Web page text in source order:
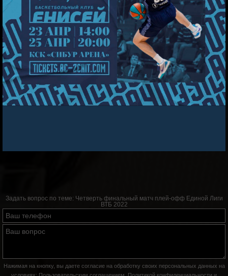
Задать вопрос по теме: Четверть финальный матч плей-офф Единой Лиги
ВТБ 2022
Нажимая на кнопку, вы даете согласие на обработку своих персональных данных на
условиях: Пользовательским соглашением Политикой конфиденциальности и